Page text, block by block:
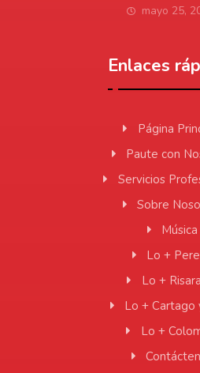
mayo 25,
Enlaces
Página
Paute con
Servicios
Sobre
Música
Lo +
Lo +
Lo + Cartago
Lo +